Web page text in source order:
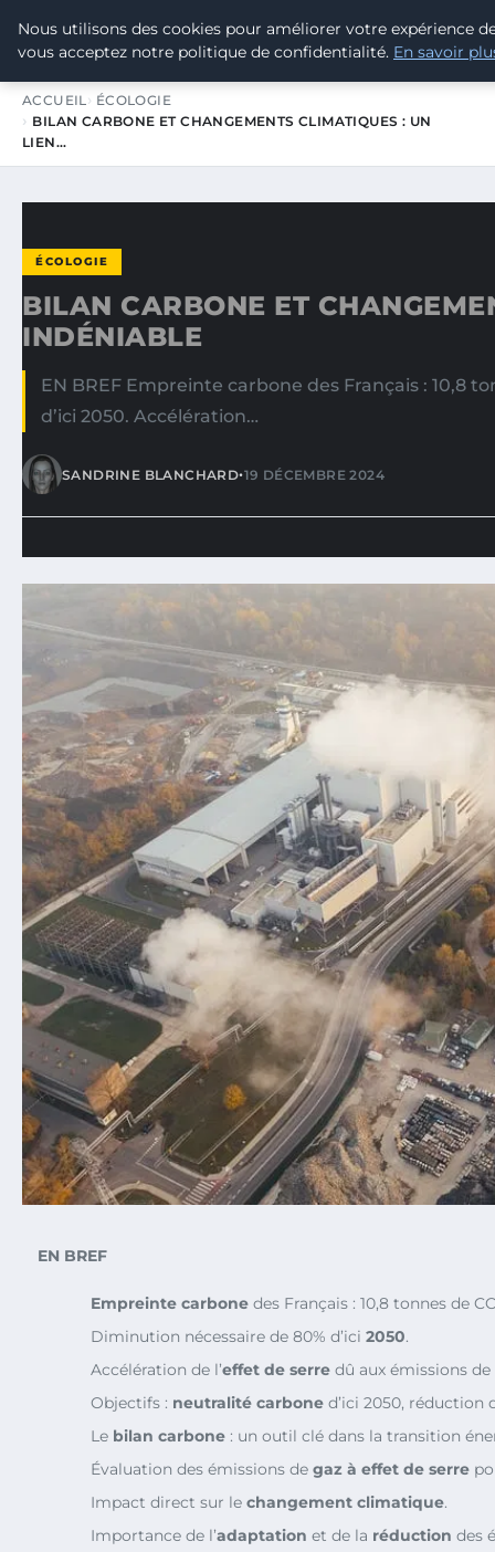
TOUR DE FRANCE POUR LE
ACCUEIL
ÉCOLOGIE
BILAN CARBONE ET CHANGEMENTS CLIMATIQUES : UN
LIEN…
ÉCOLOGIE
BILAN CARBONE ET
INDÉNIABLE
EN BREF Empreinte carbone des Français : 10,8
d’ici 2050. Accélération…
SANDRINE BLANCHARD•19 DÉCEMBRE 2024
EN BREF
Empreinte carbone des Français : 10,8 tonnes de
Diminution nécessaire de 80% d’ici 2050.
Accélération de l’effet de serre dû aux émissions de
Objectifs : neutralité carbone d’ici 2050, réduction
Le bilan carbone : un outil clé dans la transition
Évaluation des émissions de gaz à effet de serre
Impact direct sur le changement climatique.
Importance de l’adaptation et de la réduction des
Nous utilisons des cookies pour améliorer votre expérience
vous acceptez notre politique de confidentialité. En savoir